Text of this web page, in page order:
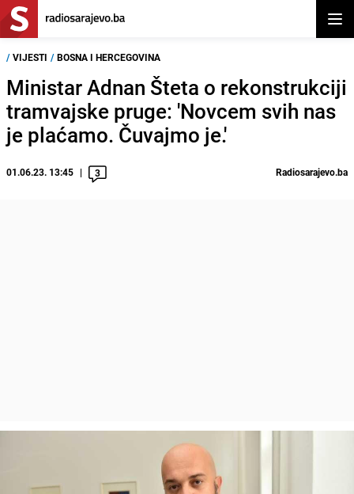
/ VIJESTI / BOSNA I HERCEGOVINA
Ministar Adnan Šteta o rekonstrukciji
tramvajske pruge: 'Novcem svih nas
je plaćamo. Čuvajmo je.'
01.06.23. 13:45 3 Radiosarajevo.ba